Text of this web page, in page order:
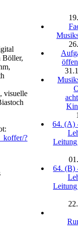
Böller,
visuelle
?
64. (A)
64. (B)